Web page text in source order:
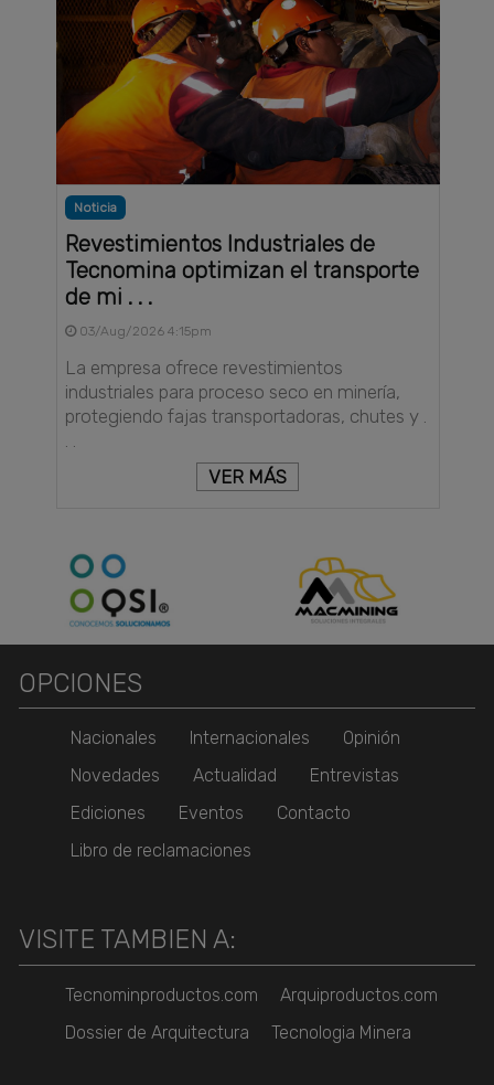
Noticia
Revestimientos Industriales de
Tecnomina optimizan el transporte
de mi . . .
03/Aug/2026 4:15pm
La empresa ofrece revestimientos
industriales para proceso seco en minería,
protegiendo fajas transportadoras, chutes y .
VER MÁS
OPCIONES
Nacionales Internacionales
Opinión
Novedades
Actualidad
Entrevistas
Ediciones
Eventos
Contacto
Libro de reclamaciones
VISITE TAMBIEN A:
Tecnominproductos.com
Arquiproductos.com
Dossier de Arquitectura
Tecnologia Minera